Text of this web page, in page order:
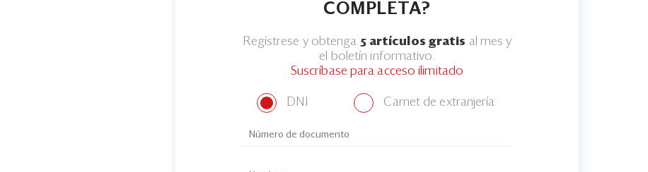
COMPLETA?
Regístrese y obtenga 5 artículos gratis al mes y
el boletín informativo.
Suscríbase para acceso ilimitado
DNI Carnet de extranjería